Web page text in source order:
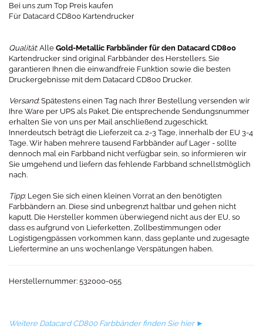
Bei uns zum Top Preis kaufen
Für Datacard CD800 Kartendrucker
Qualität: Alle Gold-Metallic Farbbänder für den Datacard CD800
Kartendrucker sind original Farbbänder des Herstellers. Sie
garantieren Ihnen die einwandfreie Funktion sowie die besten
Druckergebnisse mit dem Datacard CD800 Drucker.
Versand: Spätestens einen Tag nach Ihrer Bestellung versenden wir
Ihre Ware per UPS als Paket. Die entsprechende Sendungsnummer
erhalten Sie von uns per Mail anschließend zugeschickt.
Innerdeutsch beträgt die Lieferzeit ca. 2-3 Tage, innerhalb der EU 3-4
Tage. Wir haben mehrere tausend Farbbänder auf Lager - sollte
dennoch mal ein Farbband nicht verfügbar sein, so informieren wir
Sie umgehend und liefern das fehlende Farbband schnellstmöglich
nach.
Tipp: Legen Sie sich einen kleinen Vorrat an den benötigten
Farbbändern an. Diese sind unbegrenzt haltbar und gehen nicht
kaputt. Die Hersteller kommen überwiegend nicht aus der EU, so
dass es aufgrund von Lieferketten, Zollbestimmungen oder
Logistigengpässen vorkommen kann, dass geplante und zugesagte
Liefertermine an uns wochenlange Verspätungen haben.
Herstellernummer: 532000-055
Weitere Datacard CD800 Farbbänder finden Sie hier ►